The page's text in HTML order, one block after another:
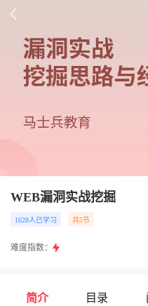
WEB漏洞实战挖掘
1628人已学习 共5节
难度指数：
简介 目录